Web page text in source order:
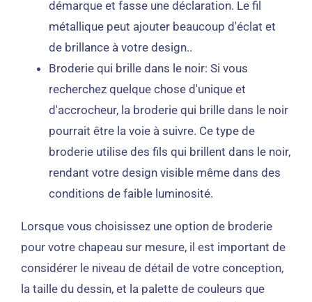
démarque et fasse une déclaration. Le fil
métallique peut ajouter beaucoup d'éclat et
de brillance à votre design..
Broderie qui brille dans le noir: Si vous
recherchez quelque chose d'unique et
d'accrocheur, la broderie qui brille dans le noir
pourrait être la voie à suivre. Ce type de
broderie utilise des fils qui brillent dans le noir,
rendant votre design visible même dans des
conditions de faible luminosité.
Lorsque vous choisissez une option de broderie
pour votre chapeau sur mesure, il est important de
considérer le niveau de détail de votre conception,
la taille du dessin, et la palette de couleurs que